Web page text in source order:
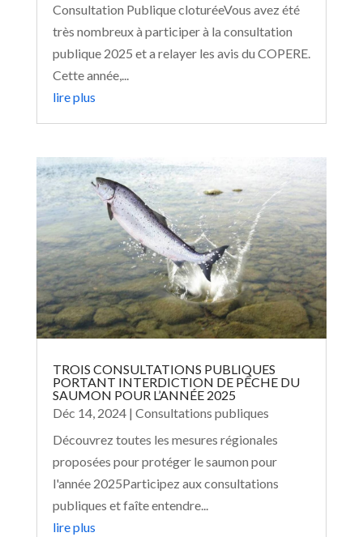
Consultation Publique cloturéeVous avez été
très nombreux à participer à la consultation
publique 2025 et a relayer les avis du COPERE.
Cette année,...
lire plus
TROIS CONSULTATIONS PUBLIQUES
PORTANT INTERDICTION DE PÊCHE DU
SAUMON POUR L’ANNÉE 2025
Déc 14, 2024| Consultations publiques
Découvrez toutes les mesures régionales
proposées pour protéger le saumon pour
l'année 2025Participez aux consultations
publiques et faîte entendre...
lire plus